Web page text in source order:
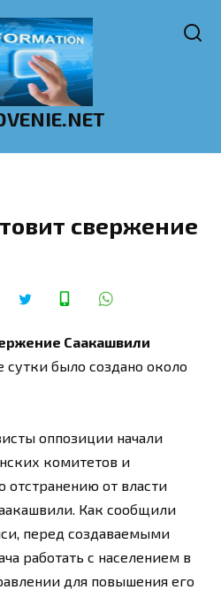
свержение
Саакашвили
было создано около
оппозиции начали
комитетов и
отстранению от власти
Как сообщили
перед создаваемыми
работать с населением в
для повышения его